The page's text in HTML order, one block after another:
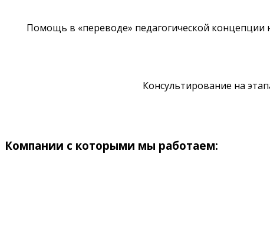
Помощь в «переводе» педагогической концепции
Консультирование на
Компании с которыми мы работаем: